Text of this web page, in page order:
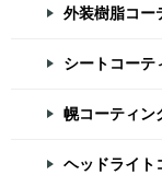
外装樹脂コー
シートコーテ
幌コーティン
ヘッドライト